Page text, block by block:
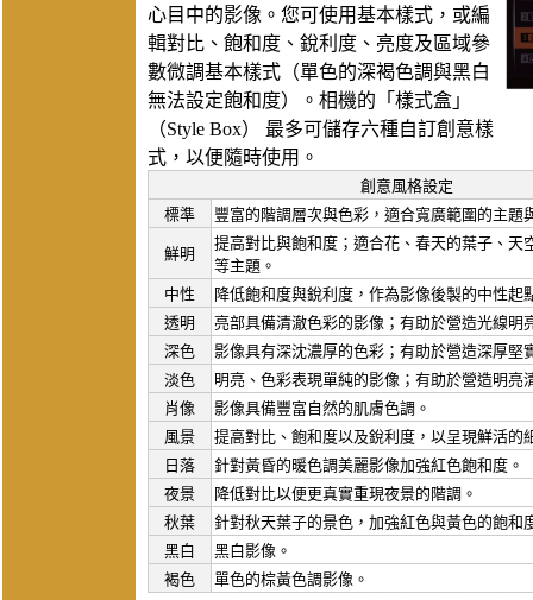
心目中的影像。您可使用基本樣式，或編
輯對比、飽和度、銳利度、亮度及區域參
數微調基本樣式（單色的深褐色調與黑白
無法設定飽和度）。相機的「樣式盒」
（Style Box） 最多可儲存六種自訂創意樣
式，以便隨時使用。
創意風格設定
標準
豐富的階調層次與色彩，適合寬廣範圍的主題
鮮明
提高對比與飽和度；適合花、春天的葉子、天
等主題。
中性
降低飽和度與銳利度，作為影像後製的中性起
透明
亮部具備清澈色彩的影像；有助於營造光線明
深色
影像具有深沈濃厚的色彩；有助於營造深厚堅
淡色
明亮、色彩表現單純的影像；有助於營造明亮
肖像
影像具備豐富自然的肌膚色調。
風景
提高對比、飽和度以及銳利度，以呈現鮮活的
日落
針對黃昏的暖色調美麗影像加強紅色飽和度。
夜景
降低對比以便更真實重現夜景的階調。
秋葉
針對秋天葉子的景色，加強紅色與黃色的飽和
黑白
黑白影像。
褐色
單色的棕黃色調影像。